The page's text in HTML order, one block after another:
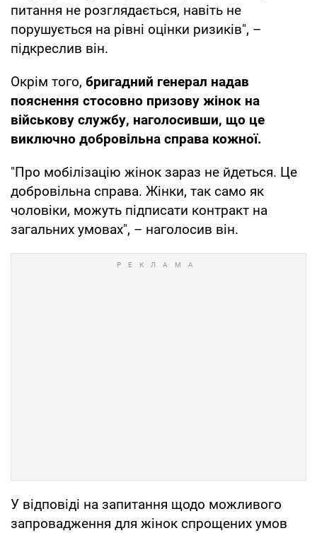
питання не розглядається, навіть не
порушується на рівні оцінки ризиків", –
підкреслив він.
Окрім того, бригадний генерал надав
пояснення стосовно призову жінок на
військову службу, наголосивши, що це
виключно добровільна справа кожної.
"Про мобілізацію жінок зараз не йдеться. Це
добровільна справа. Жінки, так само як
чоловіки, можуть підписати контракт на
загальних умовах", – наголосив він.
У відповіді на запитання щодо можливого
запровадження для жінок спрощених умов